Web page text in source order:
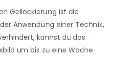
Gellackierung ist die
Anwendung einer Technik,
kannst du das
um bis zu eine Woche